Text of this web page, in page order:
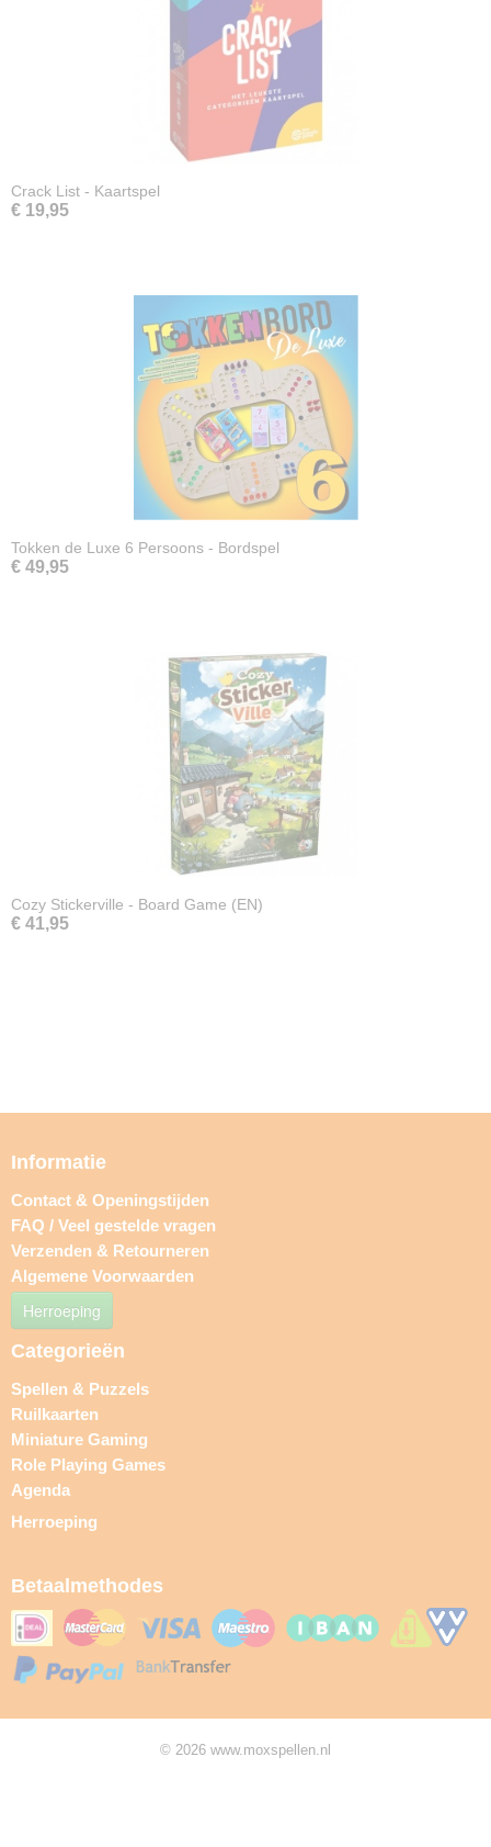
Crack List - Kaartspel
€ 19,95
Tokken de Luxe 6 Persoons - Bordspel
€ 49,95
Cozy Stickerville - Board Game (EN)
€ 41,95
Informatie
Contact & Openingstijden
FAQ / Veel gestelde vragen
Verzenden & Retourneren
Algemene Voorwaarden
Herroeping
Categorieën
Spellen & Puzzels
Ruilkaarten
Miniature Gaming
Role Playing Games
Agenda
Herroeping
Betaalmethodes
© 2026 www.moxspellen.nl